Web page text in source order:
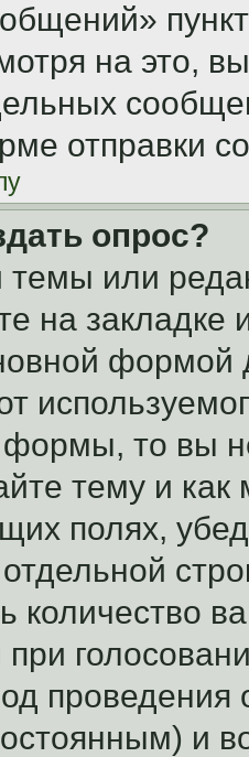
на это,
отправки
опрос?
темы или
на
формой
формы, то вы
тему и
полях,
количество
при
проведения
и